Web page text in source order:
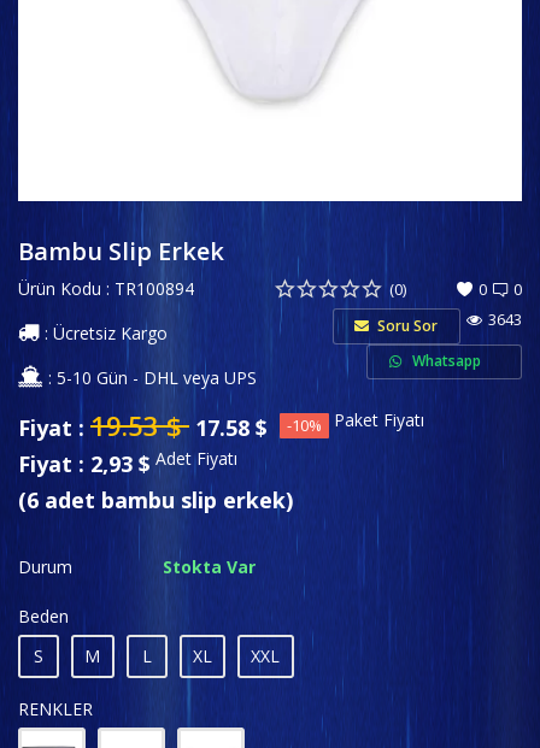
Favorilerim
İletişim
Private Label (Özel Marka)
Hesap Oluştur
USD ($)
Dil
English
Bambu Slip Erkek
Ürün Kodu : TR100894
: Ücretsiz Kargo
: 5-10 Gün - DHL veya UPS
0
(0)
0
3643
Soru Sor
Whatsapp
Fiyat : 19.53$ 17.58 $ -10% Paket Fiyatı
Fiyat : 2,93 $ Adet Fiyatı
(6 adet bambu slip erkek)
Durum Stokta Var
Beden
S
M L XL XXL
RENKLER